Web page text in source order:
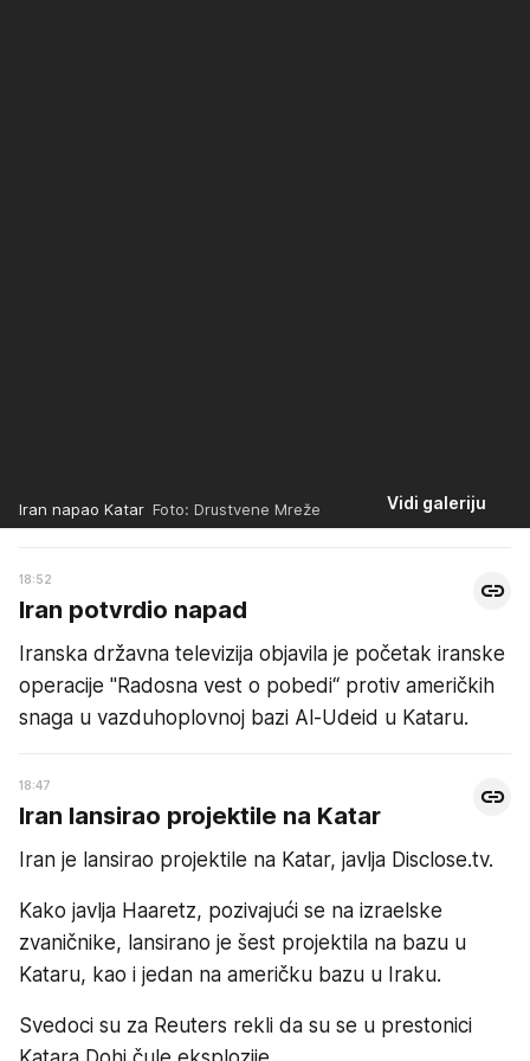
Vidi galeriju
Iran napao Katar Foto: Drustvene Mreže
18:52
Iran potvrdio napad
Iranska državna televizija objavila je početak iranske
operacije "Radosna vest o pobedi“ protiv američkih
snaga u vazduhoplovnoj bazi Al-Udeid u Kataru.
18:47
Iran lansirao projektile na Katar
Iran je lansirao projektile na Katar, javlja Disclose.tv.
Kako javlja Haaretz, pozivajući se na izraelske
zvaničnike, lansirano je šest projektila na bazu u
Kataru, kao i jedan na američku bazu u Iraku.
Svedoci su za Reuters rekli da su se u prestonici